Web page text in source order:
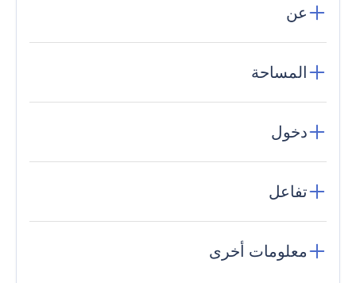
عن
المساحة
دخول
تفاعل
معلومات أخرى